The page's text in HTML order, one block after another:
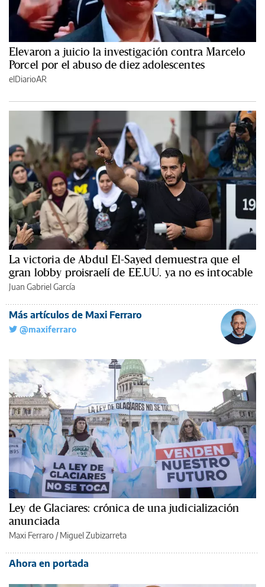
Elevaron a juicio la investigación contra Marcelo
Porcel por el abuso de diez adolescentes
elDiarioAR
La victoria de Abdul El-Sayed demuestra que el
gran lobby proisraelí de EE.UU. ya no es intocable
Juan Gabriel García
Más artículos de Maxi Ferraro
@maxiferraro
Ley de Glaciares: crónica de una judicialización
anunciada
Maxi Ferraro /Miguel Zubizarreta
Ahora en portada